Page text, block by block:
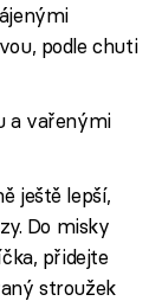
podle chuti
a vařenými
ještě lepší,
Do misky
přidejte
stroužek